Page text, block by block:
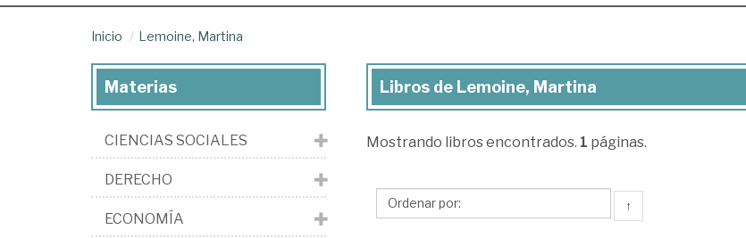
Inicio Lemoine, Martina
Libros
Lemoine,
Libros de Lemoine, Martina
Mostrando libros encontrados. 1 páginas.
↑
Materias
CIENCIAS SOCIALES
DERECHO
ECONOMÍA